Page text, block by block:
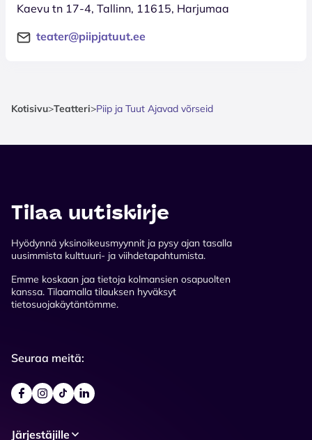
Kaevu tn 17-4, Tallinn, 11615, Harjumaa
teater@piipjatuut.ee
Kotisivu>Teatteri>Piip ja Tuut Ajavad võrseid
Tilaa uutiskirje
Hyödynnä yksinoikeusmyynnit ja pysy ajan tasalla
uusimmista kulttuuri- ja viihdetapahtumista.
Emme koskaan jaa tietoja kolmansien osapuolten
kanssa. Tilaamalla tilauksen hyväksyt
tietosuojakäytäntömme.
Seuraa meitä:
Järjestäjille